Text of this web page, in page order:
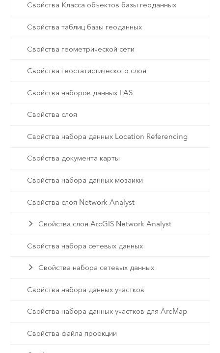
Свойства Класса объектов базы геоданных
Свойства таблиц базы геоданных
Свойства геометрической сети
Свойства геостатистического слоя
Свойства наборов данных LAS
Свойства слоя
Свойства набора данных Location Referencing
Свойства документа карты
Свойства набора данных мозаики
Свойства слоя Network Analyst
Свойства слоя ArcGIS Network Analyst
Свойства набора сетевых данных
Свойства набора сетевых данных
Свойства набора данных участков
Свойства набора данных участков для ArcMap
Свойства файла проекции